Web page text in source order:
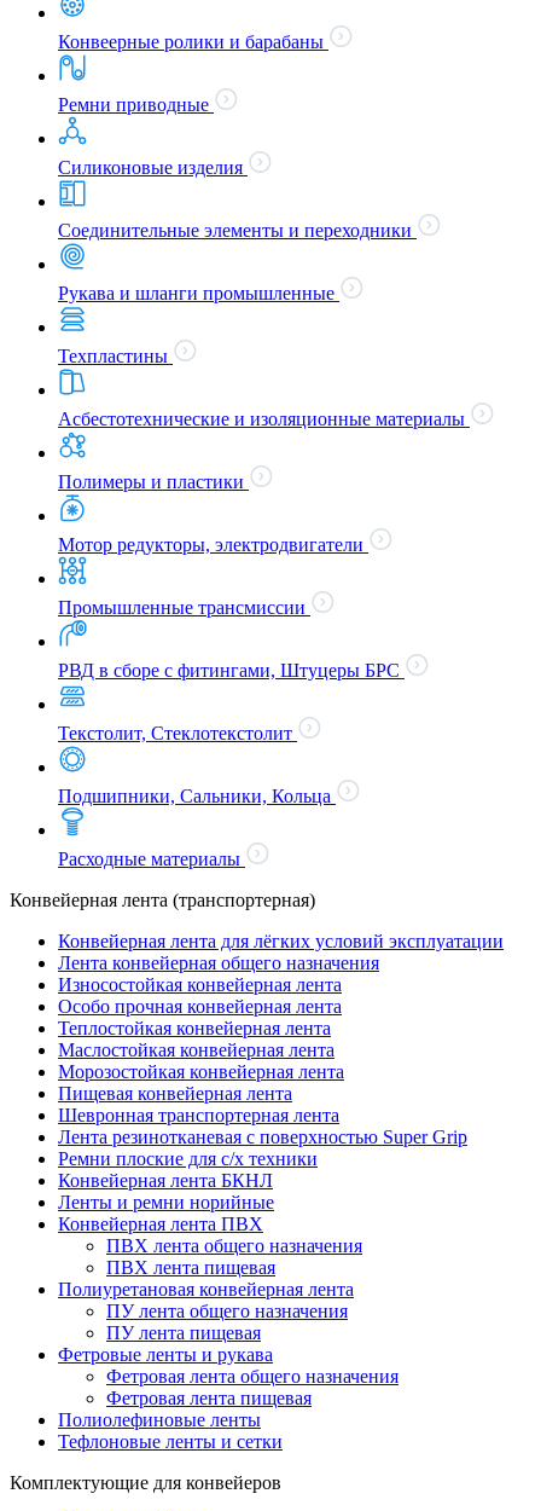
Конвеерные ролики и барабаны
Ремни приводные
Силиконовые изделия
Соединительные элементы и переходники
Рукава и шланги промышленные
Техпластины
Асбестотехнические и изоляционные материалы
Полимеры и пластики
Мотор редукторы, электродвигатели
Промышленные трансмиссии
РВД в сборе с фитингами, Штуцеры БРС
Текстолит, Стеклотекстолит
Подшипники, Сальники, Кольца
Расходные материалы
Конвейерная лента (транспортерная)
Конвейерная лента для лёгких условий эксплуатации
Лента конвейерная общего назначения
Износостойкая конвейерная лента
Особо прочная конвейерная лента
Теплостойкая конвейерная лента
Маслостойкая конвейерная лента
Морозостойкая конвейерная лента
Пищевая конвейерная лента
Шевронная транспортерная лента
Лента резинотканевая с поверхностью Super Grip
Ремни плоские для с/х техники
Конвейерная лента БКНЛ
Ленты и ремни норийные
Конвейерная лента ПВХ
ПВХ лента общего назначения
ПВХ лента пищевая
Полиуретановая конвейерная лента
ПУ лента общего назначения
ПУ лента пищевая
Фетровые ленты и рукава
Фетровая лента общего назначения
Фетровая лента пищевая
Полиолефиновые ленты
Тефлоновые ленты и сетки
Комплектующие для конвейеров